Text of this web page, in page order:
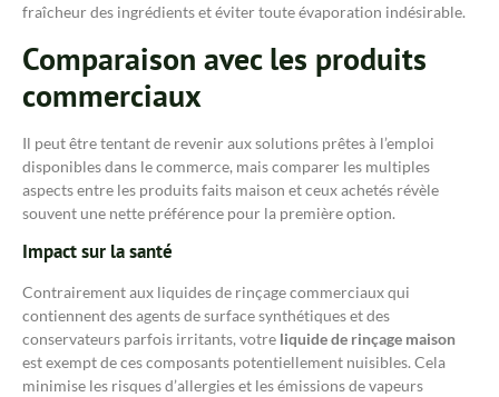
fraîcheur des ingrédients et éviter toute évaporation indésirable.
Comparaison avec les produits
commerciaux
Il peut être tentant de revenir aux solutions prêtes à l’emploi
disponibles dans le commerce, mais comparer les multiples
aspects entre les produits faits maison et ceux achetés révèle
souvent une nette préférence pour la première option.
Impact sur la santé
Contrairement aux liquides de rinçage commerciaux qui
contiennent des agents de surface synthétiques et des
conservateurs parfois irritants, votre liquide de rinçage maison
est exempt de ces composants potentiellement nuisibles. Cela
minimise les risques d’allergies et les émissions de vapeurs